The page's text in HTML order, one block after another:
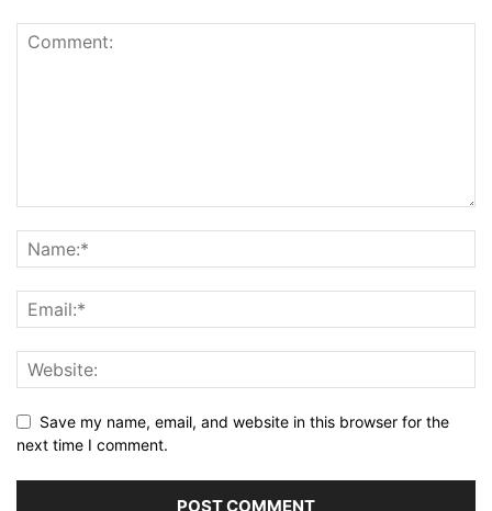
Save my name, email, and website in this browser for the
next time I comment.